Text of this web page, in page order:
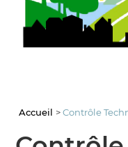
Accueil >Contrôle